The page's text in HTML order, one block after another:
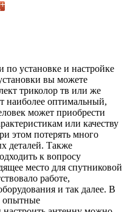
по установке и настройке
вы можете
триколор тв или же
наиболее оптимальный,
может приобрести
или качеству
этом потерять много
деталей. Также
к вопросу
место для спутниковой
работе,
и так далее. В
опытные